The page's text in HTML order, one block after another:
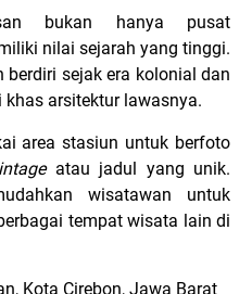
bukan hanya pusat
nilai sejarah yang tinggi.
sejak era kolonial dan
arsitektur lawasnya.
area stasiun untuk berfoto
atau jadul yang unik.
wisatawan untuk
tempat wisata lain di
Kota Cirebon, Jawa Barat